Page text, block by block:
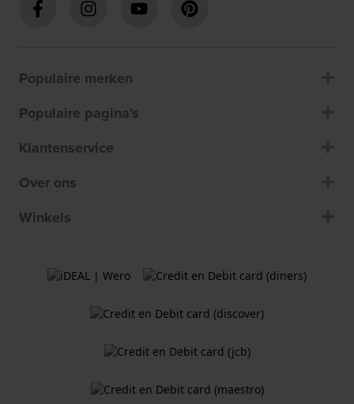
Populaire merken
Populaire pagina's
Klantenservice
Over ons
Winkels